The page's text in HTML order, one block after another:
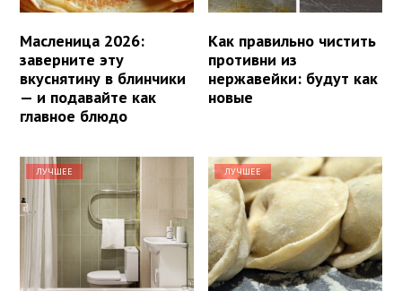
Масленица 2026:
заверните эту
вкуснятину в блинчики
— и подавайте как
главное блюдо
Как правильно чистить
противни из
нержавейки: будут как
новые
ЛУЧШЕЕ ЛУЧШЕЕ